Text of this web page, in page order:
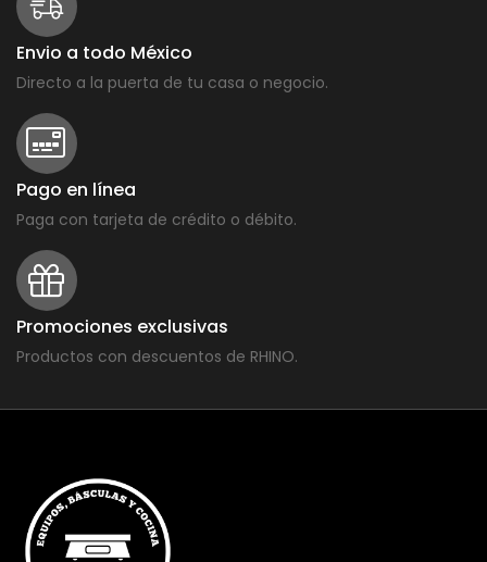
Envio a todo México
Directo a la puerta de tu casa o negocio.
Pago en línea
Paga con tarjeta de crédito o débito.
Promociones exclusivas
Productos con descuentos de RHINO.